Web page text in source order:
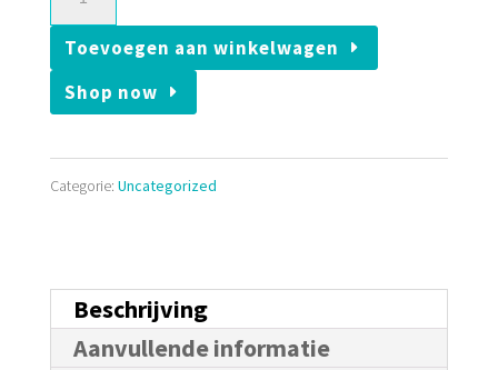
Package
aantal
Toevoegen aan winkelwagen
Shop now
Categorie: Uncategorized
Beschrijving
Aanvullende informatie